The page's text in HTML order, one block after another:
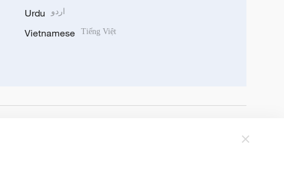
Urdu اردو
Vietnamese Tiếng Việt